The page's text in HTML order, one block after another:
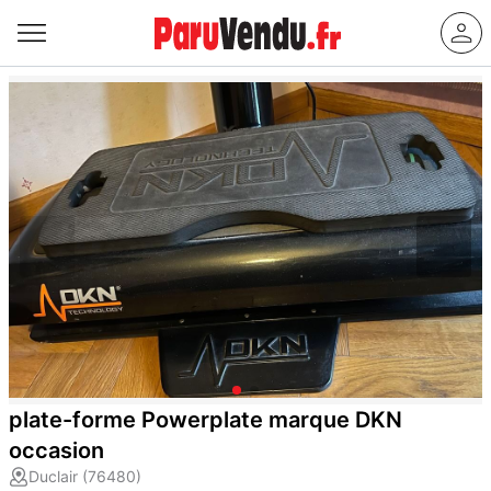
plate-forme Powerplate marque DKN
occasion
Duclair (76480)